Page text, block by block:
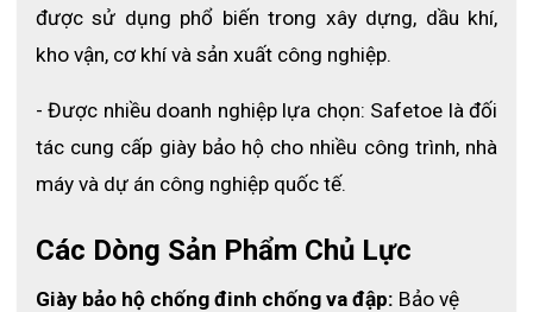
Mũi giày được lót thép đây là phần tiếp giáp lưỡi gà của
giày và kéo dài sang hai bên má giày. Mũi giày có tác
muốn, phân tán va đập giúp đôi chân luôn an toàn trong
mọi trường hợp
Mũi giày có khả năng chống chịu lực va đập với mức
năng lượng tối thiểu là 200J và sự chèn ép với lực ít
nhất là 15kN. Các thông số này đã được những tổ chưc
uy tín đánh giá và cấp chứng chỉ.
được sử dụng phổ biến trong xây dựng, dầu khí,
kho vận, cơ khí và sản xuất công nghiệp.
- Được nhiều doanh nghiệp lựa chọn: Safetoe là đối
tác cung cấp giày bảo hộ cho nhiều công trình, nhà
máy và dự án công nghiệp quốc tế.
Các Dòng Sản Phẩm Chủ Lực
Giày bảo hộ chống đinh chống va đập: Bảo vệ